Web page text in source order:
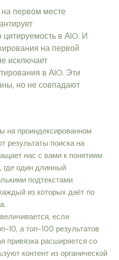
первом месте
цитируемость в АIO. И
на первой
исключает
в АIO. Эти
но не совпадают
на проиндексированном
результаты поиска на
нас с вами к понятиям
один длинный
подтекстами
из которых даёт по
если
10, а топ-100 результатов
привязка расширяется со
контент из органической